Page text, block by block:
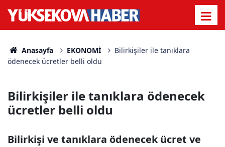
Anasayfa EKONOMİ
Bilirkişiler ile tanıklara
ödenecek ücretler belli oldu
Bilirkişiler ile tanıklara ödenecek
ücretler belli oldu
Bilirkişi ve tanıklara ödenecek ücret ve